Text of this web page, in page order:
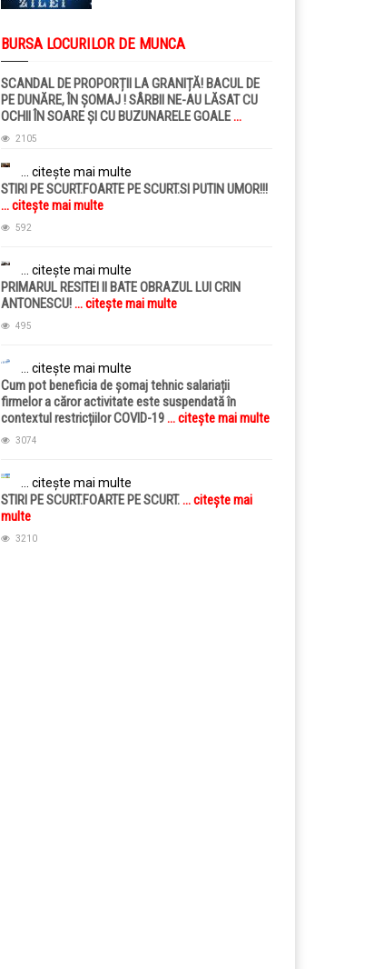
BURSA LOCURILOR DE MUNCA
SCANDAL DE PROPORȚII LA GRANIȚĂ! BACUL DE
PE DUNĂRE, ÎN ȘOMAJ ! SÂRBII NE-AU LĂSAT CU
OCHII ÎN SOARE ȘI CU BUZUNARELE GOALE...
citește mai multe
2105
... citește mai multe
STIRI PE SCURT.FOARTE PE SCURT.SI PUTIN UMOR!!!
... citește mai multe
592
... citește mai multe
PRIMARUL RESITEI II BATE OBRAZUL LUI CRIN
ANTONESCU!... citește mai multe
495
... citește mai multe
Cum pot beneficia de șomaj tehnic salariații
firmelor a căror activitate este suspendată în
contextul restricțiilor COVID-19... citește mai multe
3074
... citește mai multe
STIRI PE SCURT.FOARTE PE SCURT.... citește mai
multe
3210